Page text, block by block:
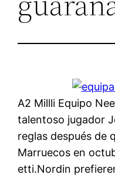
A2 Millli Equipo
talentoso jugador
reglas después de
Marruecos en
etti.Nordin